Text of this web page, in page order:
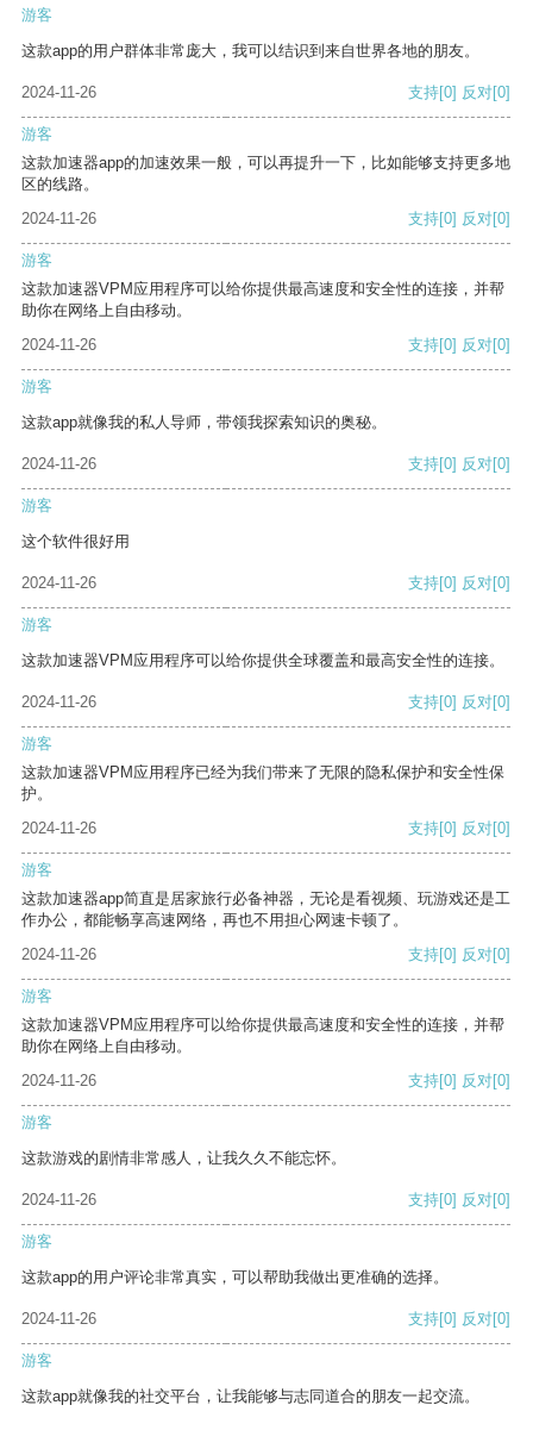
游客
这款app的用户群体非常庞大，我可以结识到来自世界各地的朋友。
2024-11-26 支持[0] 反对[0]
游客
这款加速器app的加速效果一般，可以再提升一下，比如能够支持更多地
区的线路。
2024-11-26
支持[0] 反对[0]
游客
这款加速器VPM应用程序可以给你提供最高速度和安全性的连接，并帮
助你在网络上自由移动。
2024-11-26
支持[0] 反对[0]
游客
这款app就像我的私人导师，带领我探索知识的奥秘。
2024-11-26 支持[0] 反对[0]
游客
这个软件很好用
2024-11-26 支持[0] 反对[0]
游客
这款加速器VPM应用程序可以给你提供全球覆盖和最高安全性的连接。
2024-11-26 支持[0] 反对[0]
游客
这款加速器VPM应用程序已经为我们带来了无限的隐私保护和安全性保
护。
2024-11-26
支持[0] 反对[0]
游客
这款加速器app简直是居家旅行必备神器，无论是看视频、玩游戏还是工
作办公，都能畅享高速网络，再也不用担心网速卡顿了。
2024-11-26
支持[0] 反对[0]
游客
这款加速器VPM应用程序可以给你提供最高速度和安全性的连接，并帮
助你在网络上自由移动。
2024-11-26
支持[0] 反对[0]
游客
这款游戏的剧情非常感人，让我久久不能忘怀。
2024-11-26 支持[0] 反对[0]
游客
这款app的用户评论非常真实，可以帮助我做出更准确的选择。
2024-11-26 支持[0] 反对[0]
游客
这款app就像我的社交平台，让我能够与志同道合的朋友一起交流。